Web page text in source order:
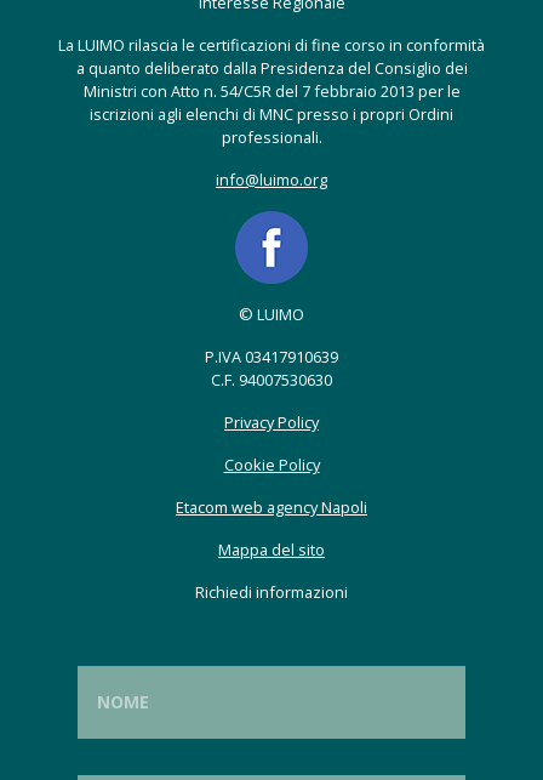
La LUIMO rilascia le certificazioni di fine corso in conformità
a quanto deliberato dalla Presidenza del Consiglio dei
Ministri con Atto n. 54/C5R del 7 febbraio 2013 per le
iscrizioni agli elenchi di MNC presso i propri Ordini
professionali.
info@luimo.org
© LUIMO
P.IVA 03417910639
C.F. 94007530630
Privacy Policy
Cookie Policy
Etacom web agency Napoli
Mappa del sito
Richiedi informazioni